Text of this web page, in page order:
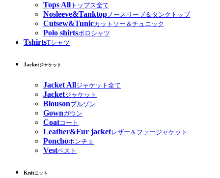
Tops All トップス全て
Nosleeve&Tanktopノースリーブ＆タンクトップ
Cutsew&Tunicカットソー＆チュニック
Polo shirtsポロシャツ
TshirtsTシャツ
Jacketジャケット
Jacket Allジャケット全て
Jacketジャケット
Blousonブルゾン
Gownガウン
Coatコート
Leather&Fur jacketレザー＆ファージャケット
Ponchoポンチョ
Vestベスト
Knitニット